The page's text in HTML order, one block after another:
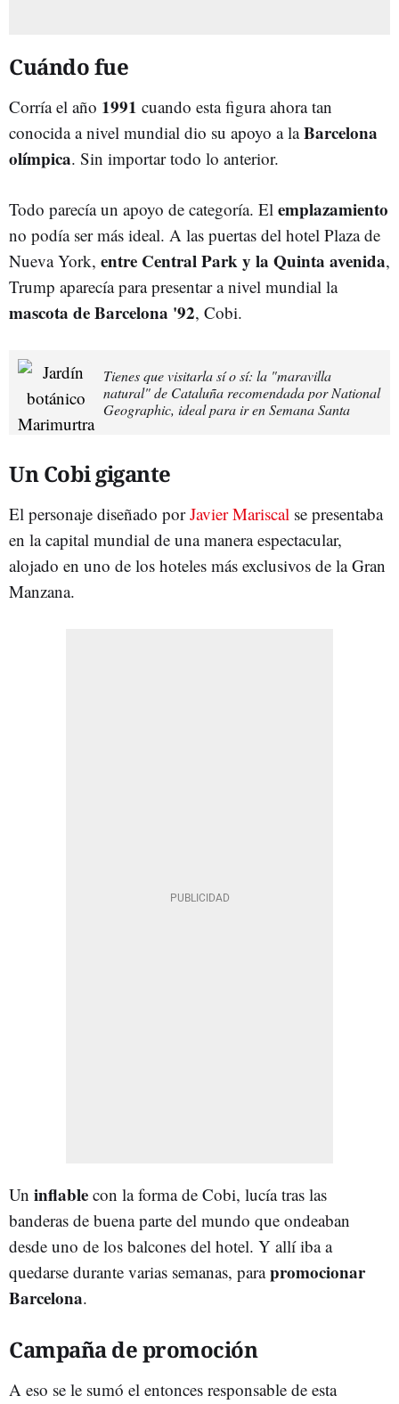
Cuándo fue
Corría el año 1991 cuando esta figura ahora tan
conocida a nivel mundial dio su apoyo a laBarcelona
olímpica. Sin importar todo lo anterior.
Todo parecía un apoyo de categoría. El emplazamiento
no podía ser más ideal. A las puertas del hotel Plaza de
Nueva York, entre Central Park y la Quinta avenida,
Trump aparecía para presentar a nivel mundial la
mascota de Barcelona '92, Cobi.
Tienes que visitarla sí o sí: la "maravilla
natural" de Cataluña recomendada por National
Geographic, ideal para ir en Semana Santa
Un Cobi gigante
El personaje diseñado porJavier Mariscal se presentaba
en la capital mundial de una manera espectacular,
alojado en uno de los hoteles más exclusivos de la Gran
Manzana.
Un inflable con la forma de Cobi, lucía tras las
banderas de buena parte del mundo que ondeaban
desde uno de los balcones del hotel. Y allí iba a
quedarse durante varias semanas, parapromocionar
Barcelona.
Campaña de promoción
A eso se le sumó el entonces responsable de esta